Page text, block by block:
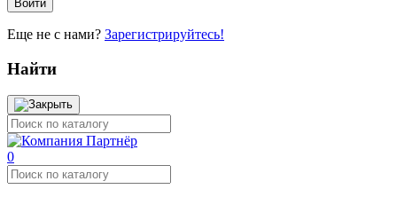
Еще не с нами? Зарегистрируйтесь!
Найти
0